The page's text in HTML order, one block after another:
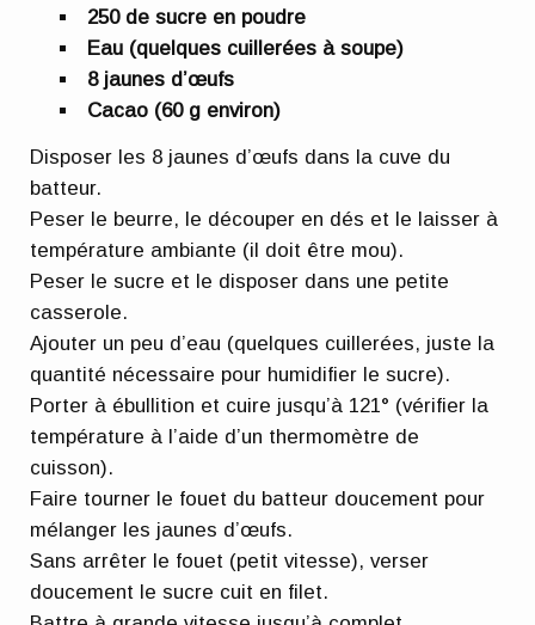
250 de sucre en poudre
Eau (quelques cuillerées à soupe)
8 jaunes d’œufs
Cacao (60 g environ)
Disposer les 8 jaunes d’œufs dans la cuve du
batteur.
Peser le beurre, le découper en dés et le laisser à
température ambiante (il doit être mou).
Peser le sucre et le disposer dans une petite
casserole.
Ajouter un peu d’eau (quelques cuillerées, juste la
quantité nécessaire pour humidifier le sucre).
Porter à ébullition et cuire jusqu’à 121° (vérifier la
température à l’aide d’un thermomètre de
cuisson).
Faire tourner le fouet du batteur doucement pour
mélanger les jaunes d’œufs.
Sans arrêter le fouet (petit vitesse), verser
doucement le sucre cuit en filet.